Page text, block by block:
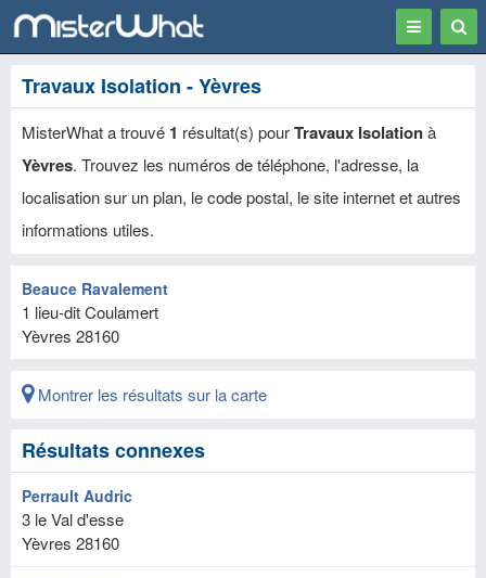
Toggle
Travaux Isolation - Yèvres
MisterWhat a trouvé 1 résultat(s) pourTravaux Isolationà
Yèvres. Trouvez les numéros de téléphone, l'adresse, la
localisation sur un plan, le code postal, le site internet et autres
informations utiles.
Beauce Ravalement
1 lieu-dit Coulamert
Yèvres 28160
Montrer les résultats sur la carte
Résultats connexes
Perrault Audric
3 le Val d'esse
Yèvres 28160